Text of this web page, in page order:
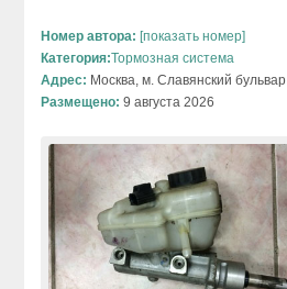
Номер автора: [показать номер]
Категория:Тормозная система
Адрес: Москва, м. Славянский бульвар
Размещено: 9 августа 2026